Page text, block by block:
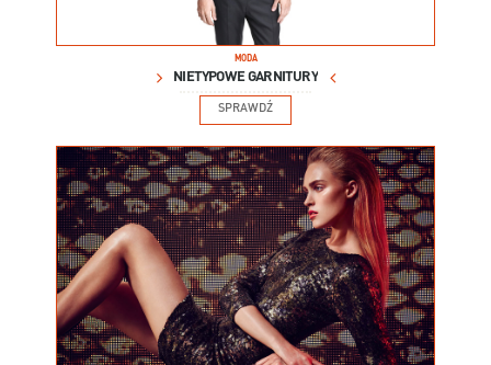
MODA
NIETYPOWE GARNITURY
SPRAWDŹ